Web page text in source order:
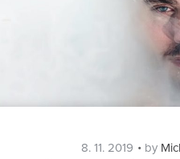
Posted
8. 11. 2019 by